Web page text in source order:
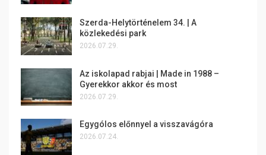
Szerda-Helytörténelem 34. | A
közlekedési park
2026.07.29.
Az iskolapad rabjai | Made in 1988 –
Gyerekkor akkor és most
2026.07.29.
Egygólos előnnyel a visszavágóra
2026.07.24.